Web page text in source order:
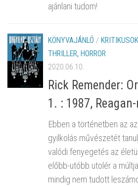
ajánlani tudom!
KÖNYVAJÁNLÓ /
THRILLER, HORROR
2020.06.10.
Rick Remender:
1. : 1987,
Ebben a történetben az
gyilkolás művészetét
valódi fenyegetés az
előbb-utóbb utolér a
mindig nem tudott